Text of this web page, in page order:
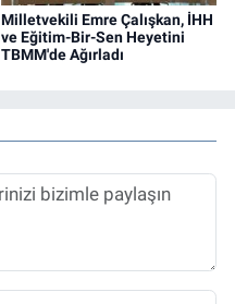
Milletvekili Emre Çalışkan, İHH
ve Eğitim-Bir-Sen Heyetini
TBMM'de Ağırladı